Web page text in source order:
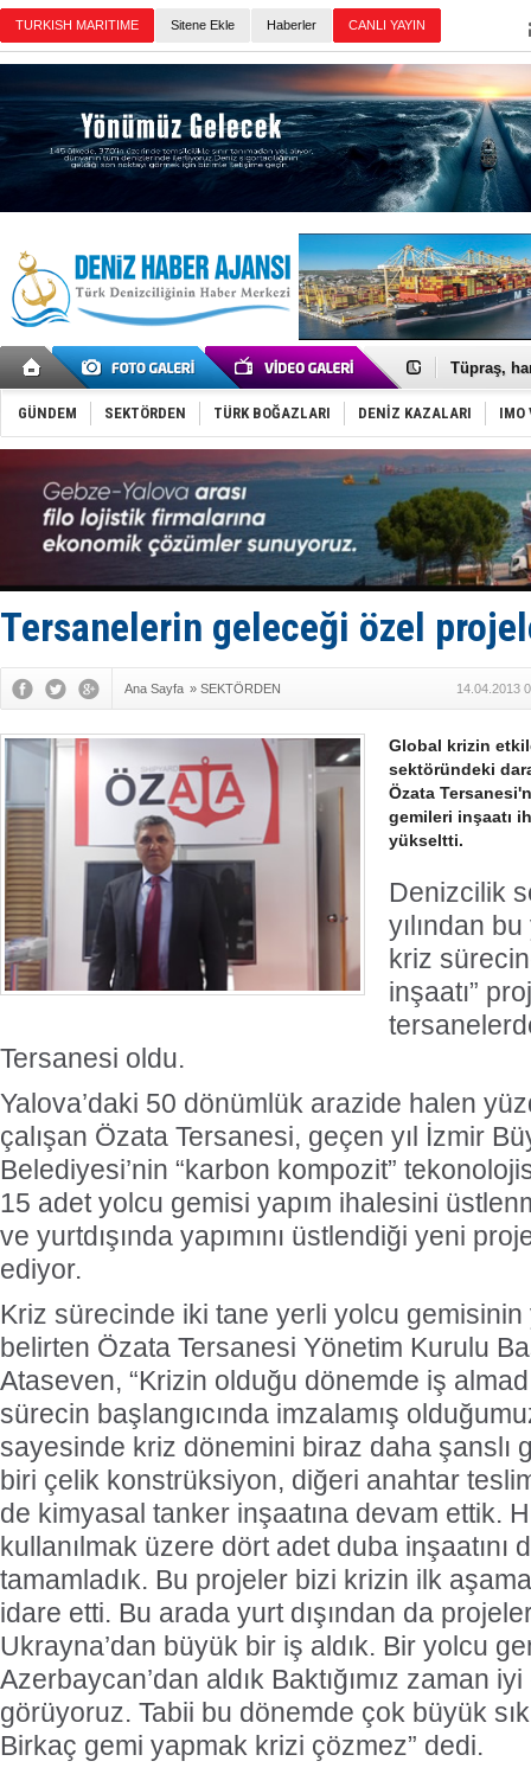
Sitene Ekle Haberler
FESCO,
DESE,
35 milyon
İnsansız
Yüzyıl
Anadolu
Derince,
Tüpraş,
İTU AUV,
LNG
Türkiye-
Türk
Deniz
GÜNDEM SEKTÖRDEN TÜRK BOĞAZLARI DENİZ KAZALARI IMO
Tersanelerin geleceği özel
Ana Sayfa » SEKTÖRDEN 14.04.2013
Global krizin
sektöründeki
Özata
gemileri inşaatı
yükseltti.
Denizcilik
yılından
kriz
inşaatı”
Tersanesi oldu.
Yalova’daki 50 dönümlük arazide halen
çalışan Özata Tersanesi, geçen yıl İzmir
Belediyesi’nin “karbon kompozit”
15 adet yolcu gemisi yapım ihalesini
ve yurtdışında yapımını üstlendiği yeni
ediyor.
Kriz sürecinde iki tane yerli yolcu gemisinin
belirten Özata Tersanesi Yönetim Kurulu
Ataseven, “Krizin olduğu dönemde iş
sürecin başlangıcında imzalamış
sayesinde kriz dönemini biraz daha şanslı
biri çelik konstrüksiyon, diğeri anahtar
de kimyasal tanker inşaatına devam ettik.
kullanılmak üzere dört adet duba inşaatını
tamamladık. Bu projeler bizi krizin ilk
idare etti. Bu arada yurt dışından da
Ukrayna’dan büyük bir iş aldık. Bir yolcu
Azerbaycan’dan aldık Baktığımız zaman iyi
görüyoruz. Tabii bu dönemde çok büyük
Birkaç gemi yapmak krizi çözmez” dedi.